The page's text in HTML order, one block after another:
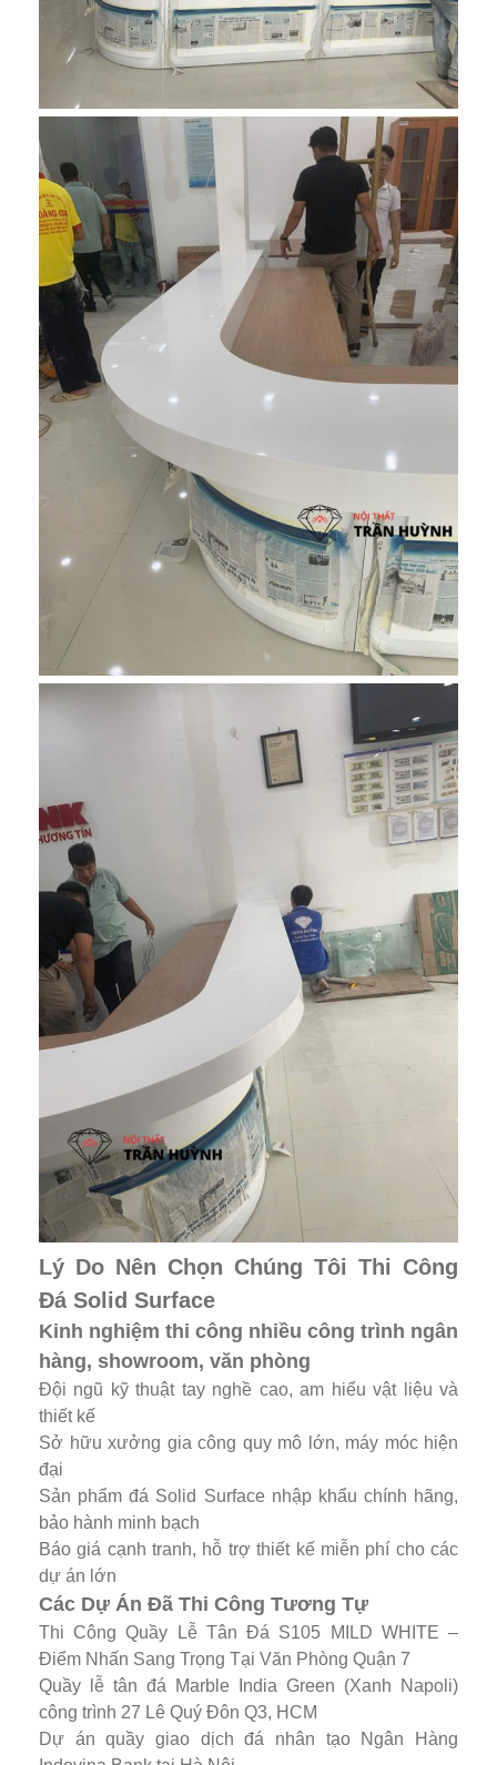
Lý Do Nên Chọn Chúng Tôi Thi Công
Đá Solid Surface
Kinh nghiệm thi công nhiều công trình ngân
hàng, showroom, văn phòng
Đội ngũ kỹ thuật tay nghề cao, am hiểu vật liệu và
thiết kế
Sở hữu xưởng gia công quy mô lớn, máy móc hiện
đại
Sản phẩm đá Solid Surface nhập khẩu chính hãng,
bảo hành minh bạch
Báo giá cạnh tranh, hỗ trợ thiết kế miễn phí cho các
dự án lớn
Các Dự Án Đã Thi Công Tương Tự
Thi Công Quầy Lễ Tân Đá S105 MILD WHITE –
Điểm Nhấn Sang Trọng Tại Văn Phòng Quận 7
Quầy lễ tân đá Marble India Green (Xanh Napoli)
công trình 27 Lê Quý Đôn Q3, HCM
Dự án quầy giao dịch đá nhân tạo Ngân Hàng